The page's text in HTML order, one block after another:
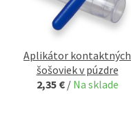
Aplikátor kontaktných
šošoviek v púzdre
2,35 € / Na sklade